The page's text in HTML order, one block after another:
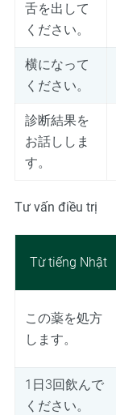
舌を出して
ください。
横になって
ください。
診断結果を
お話ししま
す。
Tư vấn điều trị
Từ tiếng Nhật
この薬を処方
します。
1日3回飲んで
ください。